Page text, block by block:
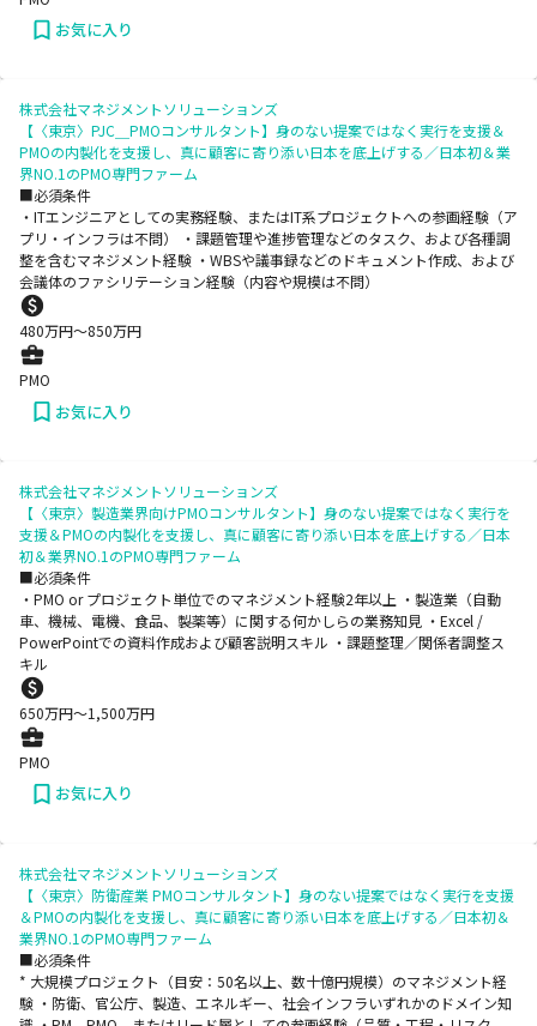
お気に入り
株式会社マネジメントソリューションズ
【〈東京〉PJC＿PMOコンサルタント】身のない提案ではなく実行を支援＆
PMOの内製化を支援し、真に顧客に寄り添い日本を底上げする／日本初＆業
界NO.1のPMO専門ファーム
■必須条件
・ITエンジニアとしての実務経験、またはIT系プロジェクトへの参画経験（ア
プリ・インフラは不問） ・課題管理や進捗管理などのタスク、および各種調
整を含むマネジメント経験 ・WBSや議事録などのドキュメント作成、および
会議体のファシリテーション経験（内容や規模は不問）
480万円〜850万円
PMO
お気に入り
株式会社マネジメントソリューションズ
【〈東京〉製造業界向けPMOコンサルタント】身のない提案ではなく実行を
支援＆PMOの内製化を支援し、真に顧客に寄り添い日本を底上げする／日本
初＆業界NO.1のPMO専門ファーム
■必須条件
・PMO or プロジェクト単位でのマネジメント経験2年以上 ・製造業（自動
車、機械、電機、食品、製薬等）に関する何かしらの業務知見 ・Excel /
PowerPointでの資料作成および顧客説明スキル ・課題整理／関係者調整ス
キル
650万円〜1,500万円
PMO
お気に入り
株式会社マネジメントソリューションズ
【〈東京〉防衛産業 PMOコンサルタント】身のない提案ではなく実行を支援
＆PMOの内製化を支援し、真に顧客に寄り添い日本を底上げする／日本初＆
業界NO.1のPMO専門ファーム
■必須条件
* 大規模プロジェクト（目安：50名以上、数十億円規模）のマネジメント経
験 ・防衛、官公庁、製造、エネルギー、社会インフラいずれかのドメイン知